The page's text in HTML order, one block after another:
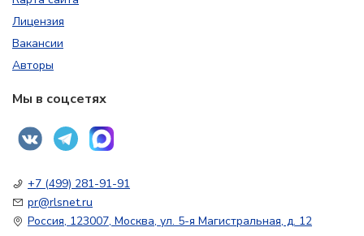
Лицензия
Вакансии
Авторы
Мы в соцсетях
+7 (499) 281-91-91
pr@rlsnet.ru
Россия, 123007, Москва, ул. 5-я Магистральная, д. 12